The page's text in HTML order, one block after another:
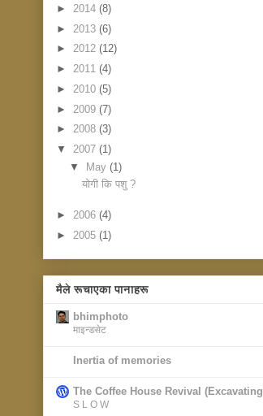
► 2014 (8)
► 2013 (6)
► 2012 (12)
► 2011 (4)
► 2010 (5)
► 2009 (7)
► 2008 (3)
▼ 2007 (1)
▼ May (1)
योगी कि पशु ?
► 2006 (4)
► 2005 (1)
मैले रूचाएका पानाहरू
bhimphoto
माइन्डसेट
Inertia of memories
The Coffee House Revival
S L O W